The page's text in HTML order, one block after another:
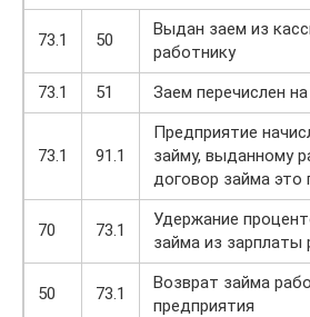
73.1 50
Выдан заем из
работнику
73.1
51 Заем перечислен
73.1 91.1
Предприятие
займу, выданному
договор займа это
70 73.1
Удержание
займа из зарплаты
50 73.1
Возврат займа
предприятия